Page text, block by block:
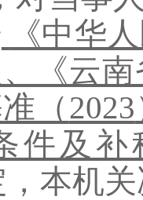
《中华
《云
（2023
件及
本机